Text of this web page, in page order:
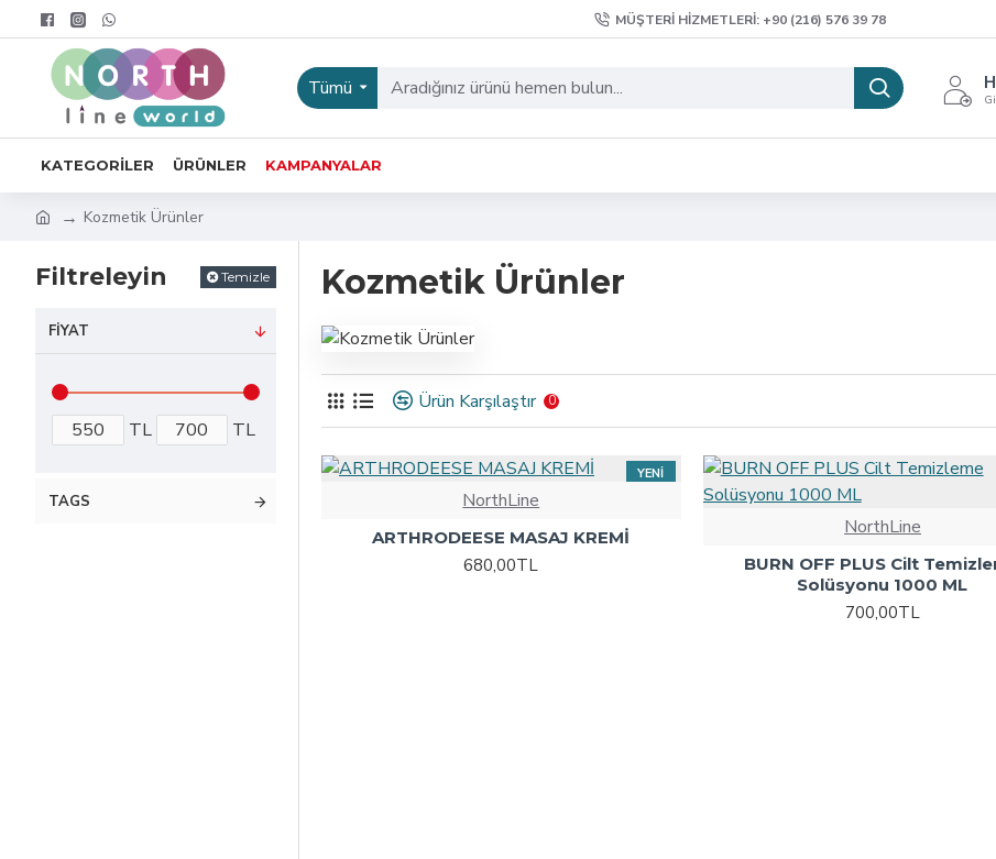
MÜŞTERI HIZMETLERI: +90 (216) 576 39 78
Tümü
KATEGORILER ÜRÜNLER KAMPANYALAR
Kozmetik Ürünler
Filtreleyin Temizle
FIYAT
TL TL
TAGS
Kozmetik Ürünler
Ürün Karşılaştır 0
YENI
NorthLine
ARTHRODEESE MASAJ KREMİ
680,00TL
NorthLine
BURN OFF PLUS Cilt
Solüsyonu 1000 ML
700,00TL